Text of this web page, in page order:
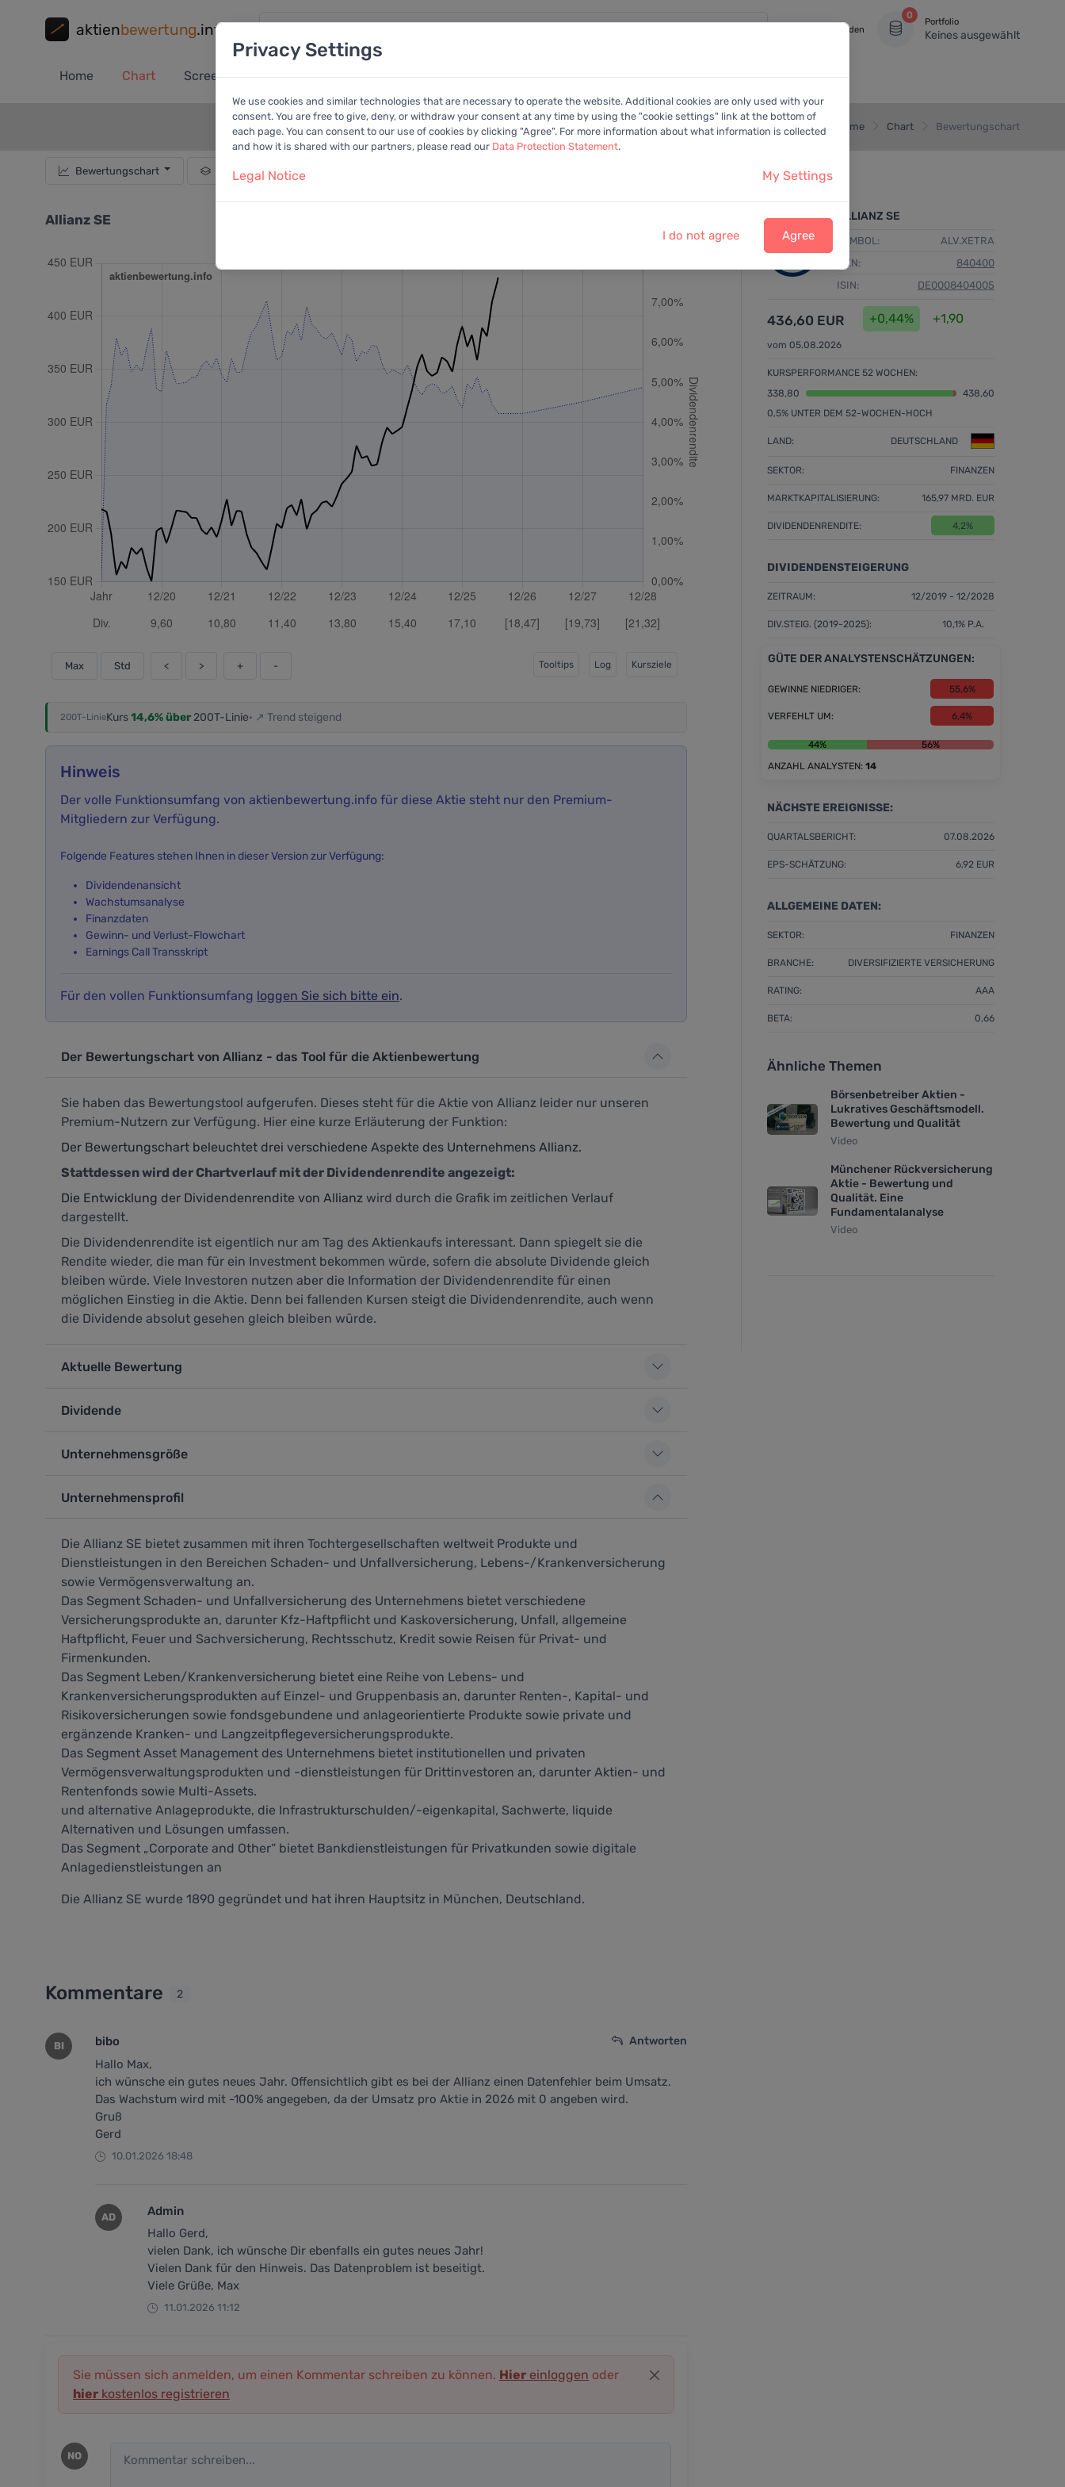
aktienbewertung.info Anmelden
0
Portfolio
Keines ausgewählt
Home Chart Screener Portfolio Analysen Kalender Anleitung Mitglied
+Portfolio Home Chart Bewertungschart
Bewertungschart Dividende
Allianz SE
Max Std < > + - Tooltips Log Kursziele
200T-LinieKurs14,6% über200T-Linie· ↗ Trend steigend
Hinweis
Der volle Funktionsumfang von aktienbewertung.info für diese Aktie steht nur den Premium-
Mitgliedern zur Verfügung.
Folgende Features stehen Ihnen in dieser Version zur Verfügung:
Dividendenansicht
Wachstumsanalyse
Finanzdaten
Gewinn- und Verlust-Flowchart
Earnings Call Transskript
Für den vollen Funktionsumfang loggen Sie sich bitte ein.
Der Bewertungschart von Allianz - das Tool für die Aktienbewertung
Sie haben das Bewertungstool aufgerufen. Dieses steht für die Aktie von Allianz leider nur unseren
Premium-Nutzern zur Verfügung. Hier eine kurze Erläuterung der Funktion:
Der Bewertungschart beleuchtet drei verschiedene Aspekte des Unternehmens Allianz.
Stattdessen wird der Chartverlauf mit der Dividendenrendite angezeigt:
Die Entwicklung der Dividendenrendite von Allianz wird durch die Grafik im zeitlichen Verlauf
dargestellt.
Die Dividendenrendite ist eigentlich nur am Tag des Aktienkaufs interessant. Dann spiegelt sie die
Rendite wieder, die man für ein Investment bekommen würde, sofern die absolute Dividende gleich
bleiben würde. Viele Investoren nutzen aber die Information der Dividendenrendite für einen
möglichen Einstieg in die Aktie. Denn bei fallenden Kursen steigt die Dividendenrendite, auch wenn
die Dividende absolut gesehen gleich bleiben würde.
Aktuelle Bewertung
Dividende
Unternehmensgröße
Unternehmensprofil
Die Allianz SE bietet zusammen mit ihren Tochtergesellschaften weltweit Produkte und
Dienstleistungen in den Bereichen Schaden- und Unfallversicherung, Lebens-/Krankenversicherung
sowie Vermögensverwaltung an.
Das Segment Schaden- und Unfallversicherung des Unternehmens bietet verschiedene
Versicherungsprodukte an, darunter Kfz-Haftpflicht und Kaskoversicherung, Unfall, allgemeine
Haftpflicht, Feuer und Sachversicherung, Rechtsschutz, Kredit sowie Reisen für Privat- und
Firmenkunden.
Das Segment Leben/Krankenversicherung bietet eine Reihe von Lebens- und
Krankenversicherungsprodukten auf Einzel- und Gruppenbasis an, darunter Renten-, Kapital- und
Risikoversicherungen sowie fondsgebundene und anlageorientierte Produkte sowie private und
ergänzende Kranken- und Langzeitpflegeversicherungsprodukte.
Das Segment Asset Management des Unternehmens bietet institutionellen und privaten
Vermögensverwaltungsprodukten und -dienstleistungen für Drittinvestoren an, darunter Aktien- und
Rentenfonds sowie Multi-Assets.
und alternative Anlageprodukte, die Infrastrukturschulden/-eigenkapital, Sachwerte, liquide
Alternativen und Lösungen umfassen.
Das Segment „Corporate and Other“ bietet Bankdienstleistungen für Privatkunden sowie digitale
Anlagedienstleistungen an
Die Allianz SE wurde 1890 gegründet und hat ihren Hauptsitz in München, Deutschland.
Kommentare 2
BI bibo Antworten
Hallo Max,
ich wünsche ein gutes neues Jahr. Offensichtlich gibt es bei der Allianz einen Datenfehler beim Umsatz.
Das Wachstum wird mit -100% angegeben, da der Umsatz pro Aktie in 2026 mit 0 angeben wird.
Gruß
Gerd
10.01.2026 18:48
AD
Admin
Hallo Gerd,
vielen Dank, ich wünsche Dir ebenfalls ein gutes neues Jahr!
Vielen Dank für den Hinweis. Das Datenproblem ist beseitigt.
Viele Grüße, Max
11.01.2026 11:12
Sie müssen sich anmelden, um einen Kommentar schreiben zu können. Hier einloggen oder
hier kostenlos registrieren
NO
ALLIANZ SE
SYMBOL:
ALV.XETRA
WKN:
840400
ISIN:
DE0008404005
436,60 EUR +0,44% +1,90
vom 05.08.2026
KURSPERFORMANCE 52 WOCHEN:
338,80
438,60
0,5% UNTER DEM 52-WOCHEN-HOCH
LAND: DEUTSCHLAND
SEKTOR: FINANZEN
MARKTKAPITALISIERUNG: 165,97 MRD. EUR
DIVIDENDENRENDITE: 4,2%
DIVIDENDENSTEIGERUNG
ZEITRAUM: 12/2019 - 12/2028
DIV.STEIG. (2019-2025): 10,1% P.A.
GÜTE DER ANALYSTENSCHÄTZUNGEN:
GEWINNE NIEDRIGER: 55,6%
VERFEHLT UM: 6,4%
44%
56%
ANZAHL ANALYSTEN: 14
NÄCHSTE EREIGNISSE:
QUARTALSBERICHT: 07.08.2026
EPS-SCHÄTZUNG: 6,92 EUR
ALLGEMEINE DATEN:
SEKTOR: FINANZEN
BRANCHE: DIVERSIFIZIERTE VERSICHERUNG
RATING: AAA
BETA: 0,66
Ähnliche Themen
Börsenbetreiber Aktien -
Lukratives Geschäftsmodell.
Bewertung und Qualität
Video
Münchener Rückversicherung
Aktie - Bewertung und
Qualität. Eine
Fundamentalanalyse
Video
Privacy Settings
We use cookies and similar technologies that are necessary to operate the website. Additional cookies are only used with your
consent. You are free to give, deny, or withdraw your consent at any time by using the "cookie settings" link at the bottom of
each page. You can consent to our use of cookies by clicking "Agree". For more information about what information is collected
and how it is shared with our partners, please read our Data Protection Statement.
Legal Notice My Settings
I do not agree Agree